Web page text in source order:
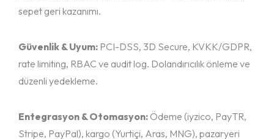
sepet geri kazanımı.
Güvenlik & Uyum: PCI-DSS, 3D Secure, KVKK/GDPR,
rate limiting, RBAC ve audit log. Dolandırıcılık önleme ve
düzenli yedekleme.
Entegrasyon & Otomasyon: Ödeme (iyzico, PayTR,
Stripe, PayPal), kargo (Yurtiçi, Aras, MNG), pazaryeri